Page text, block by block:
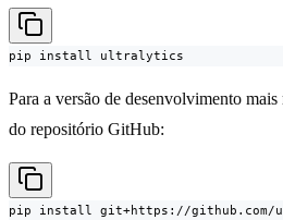
pip install ultralytics
Para a versão de desenvolvimento
do repositório GitHub:
pip install git+https://